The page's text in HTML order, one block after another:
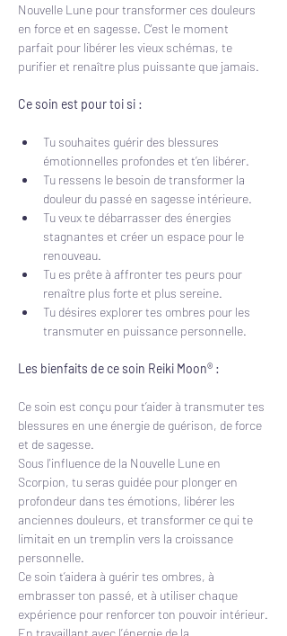
Nouvelle Lune pour transformer ces douleurs
en force et en sagesse. C'est le moment
parfait pour libérer les vieux schémas, te
purifier et renaître plus puissante que jamais.
Ce soin est pour toi si :
Tu souhaites guérir des blessures
émotionnelles profondes et t’en libérer.
Tu ressens le besoin de transformer la
douleur du passé en sagesse intérieure.
Tu veux te débarrasser des énergies
stagnantes et créer un espace pour le
renouveau.
Tu es prête à affronter tes peurs pour
renaître plus forte et plus sereine.
Tu désires explorer tes ombres pour les
transmuter en puissance personnelle.
Les bienfaits de ce soin Reiki Moon® :
Ce soin est conçu pour t’aider à transmuter tes
blessures en une énergie de guérison, de force
et de sagesse.
Sous l'influence de la Nouvelle Lune en
Scorpion, tu seras guidée pour plonger en
profondeur dans tes émotions, libérer les
anciennes douleurs, et transformer ce qui te
limitait en un tremplin vers la croissance
personnelle.
Ce soin t’aidera à guérir tes ombres, à
embrasser ton passé, et à utiliser chaque
expérience pour renforcer ton pouvoir intérieur.
En travaillant avec l’énergie de la